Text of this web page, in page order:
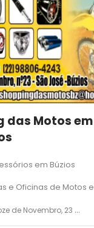
das Motos
em Búzios
e Oficinas de Motos
23 - São José - Armação dos Búzios